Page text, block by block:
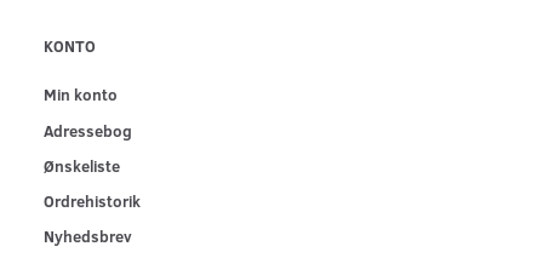
KONTO
Min konto
Adressebog
Ønskeliste
Ordrehistorik
Nyhedsbrev